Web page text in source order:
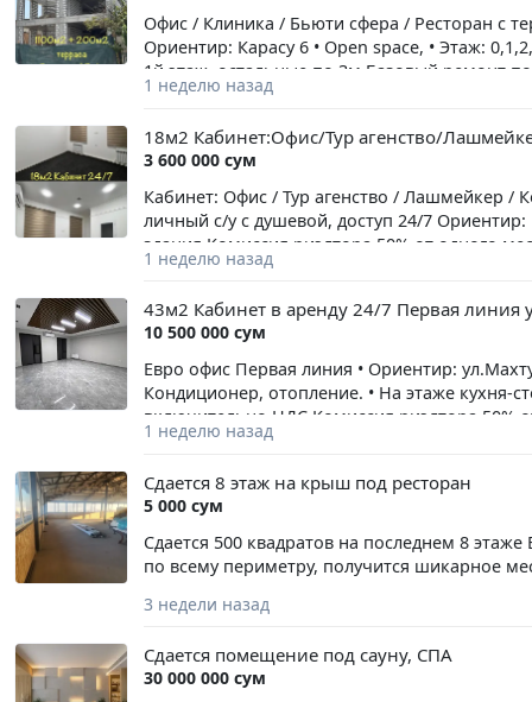
Офис / Клиника / Бьюти сфера / Ресторан с
Ориентир: Карасу 6 • Open space, • Этаж:
1й этаж, остальные по 3м Базовый ремонт
Комиссия риэлтора 50% от стоимости
1 неделю назад
18м2 Кабинет:Офис/Тур агенство/
3 600 000 сум
Кабинет: Офис / Тур агенство / Лашмейкер /
личный с/у с душевой, доступ 24/7
здания Комиссия риэлтора 50% от одного
1 неделю назад
43м2 Кабинет в аренду 24/7 Первая линия
10 500 000 сум
Евро офис Первая линия • Ориентир:
Кондиционер, отопление. • На этаже кухня-
включительно НДС Комиссия риэлтора 50%
1 неделю назад
Сдается 8 этаж на крыш под ресторан
5 000 сум
Сдается 500 квадратов на последнем 8
по всему периметру, получится шикарное
3 недели назад
Сдается помещение под сауну, СПА
30 000 000 сум